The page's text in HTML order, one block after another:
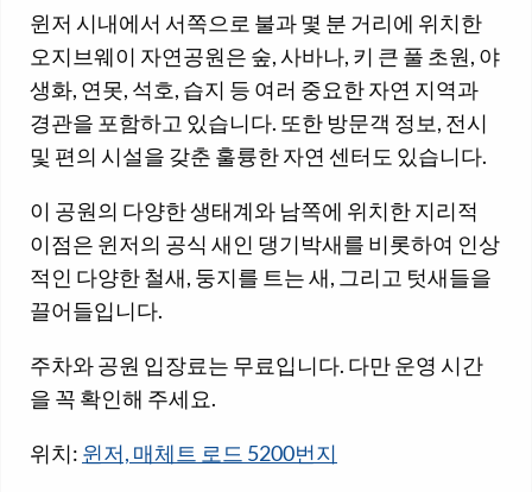
윈저 시내에서 서쪽으로 불과 몇 분 거리에 위치한
오지브웨이 자연공원은 숲, 사바나, 키 큰 풀 초원, 야
생화, 연못, 석호, 습지 등 여러 중요한 자연 지역과
경관을 포함하고 있습니다. 또한 방문객 정보, 전시
및 편의 시설을 갖춘 훌륭한 자연 센터도 있습니다.
이 공원의 다양한 생태계와 남쪽에 위치한 지리적
이점은 윈저의 공식 새인 댕기박새를 비롯하여 인상
적인 다양한 철새, 둥지를 트는 새, 그리고 텃새들을
끌어들입니다.
주차와 공원 입장료는 무료입니다. 다만 운영 시간
을 꼭 확인해 주세요.
위치: 윈저, 매체트 로드 5200번지